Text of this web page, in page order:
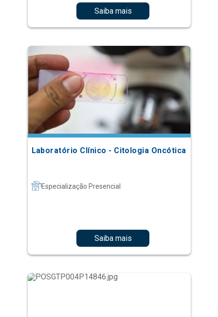
Saiba mais
Laboratório Clínico - Citologia Oncótica
Especialização Presencial
Saiba mais